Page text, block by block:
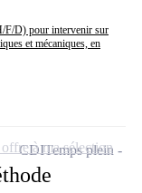
F/D) pour intervenir sur
et mécaniques, en
CDITemps plein
à ma sélection